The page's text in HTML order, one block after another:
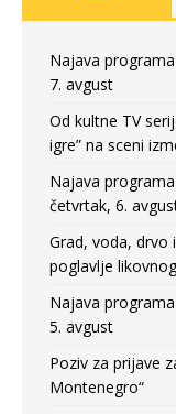
Najava
7. avgust
Od kultne TV
igre” na sceni
Najava
četvrtak, 6.
Grad, voda, drvo
poglavlje
Najava
5. avgust
Poziv za prijave
Montenegro“